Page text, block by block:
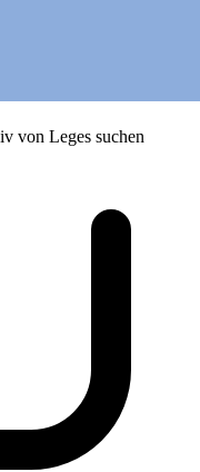
von Leges suchen